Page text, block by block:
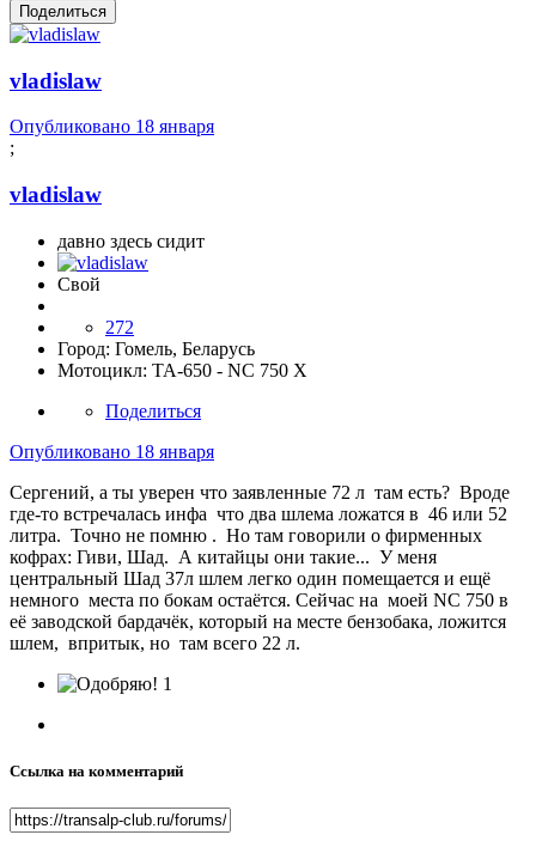
Поделиться
vladislaw
Опубликовано 18 января
;
vladislaw
давно здесь сидит
Свой
272
Город: Гомель, Беларусь
Мотоцикл: TA-650 - NC 750 X
Поделиться
Опубликовано 18 января
Сергений, а ты уверен что заявленные 72 л там есть? Вроде
где-то встречалась инфа что два шлема ложатся в 46 или 52
литра. Точно не помню . Но там говорили о фирменных
кофрах: Гиви, Шад. А китайцы они такие... У меня
центральный Шад 37л шлем легко один помещается и ещё
немного места по бокам остаётся. Сейчас на моей NC 750 в
её заводской бардачёк, который на месте бензобака, ложится
шлем, впритык, но там всего 22 л.
1
Ссылка на комментарий